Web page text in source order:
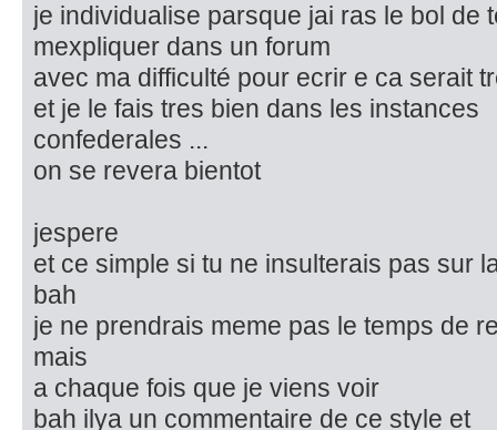
je individualise parsque jai ras le bol de
mexpliquer dans un forum
avec ma difficulté pour ecrir e ca serait
et je le fais tres bien dans les instances
confederales ...
on se revera bientot
jespere
et ce simple si tu ne insulterais pas sur
bah
je ne prendrais meme pas le temps de
mais
a chaque fois que je viens voir
bah ilya un commentaire de ce style et